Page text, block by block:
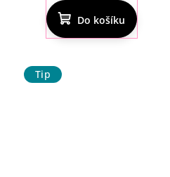
produktu
je
5,0
Do košíku
Tip